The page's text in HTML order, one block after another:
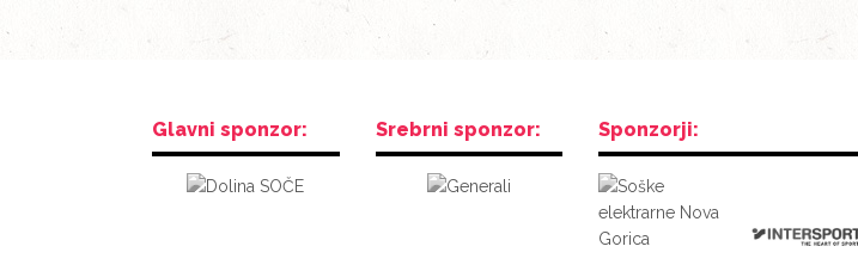
Glavni sponzor: Srebrni sponzor: Sponzorji: